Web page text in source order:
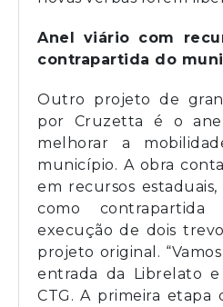
Anel viário com
contrapartida do
Outro projeto de
por Cruzetta é o
melhorar a
município. A obra
em recursos
como
execução de dois
projeto original.
entrada da Librelato
CTG. A primeira etapa